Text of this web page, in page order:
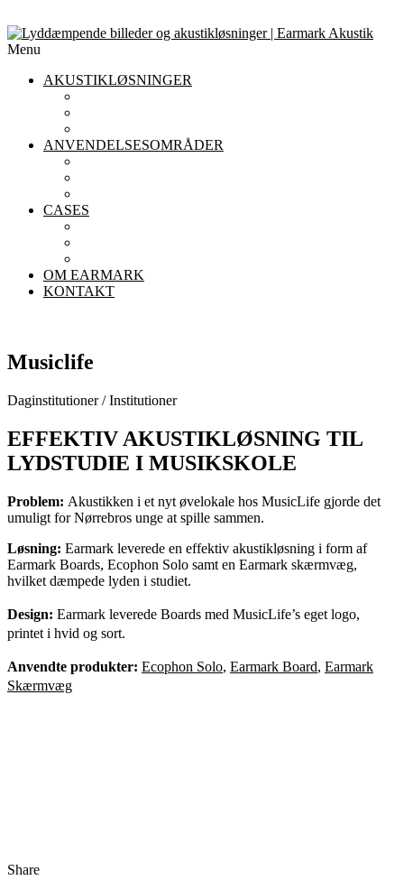
Menu
AKUSTIKLØSNINGER
ANVENDELSESOMRÅDER
CASES
OM EARMARK
KONTAKT
Musiclife
Daginstitutioner / Institutioner
EFFEKTIV AKUSTIKLØSNING TIL
LYDSTUDIE I MUSIKSKOLE
Problem: Akustikken i et nyt øvelokale hos MusicLife gjorde det
umuligt for Nørrebros unge at spille sammen.
Løsning: Earmark leverede en effektiv akustikløsning i form af
Earmark Boards, Ecophon Solo samt en Earmark skærmvæg,
hvilket dæmpede lyden i studiet.
Design: Earmark leverede Boards med MusicLife’s eget logo,
printet i hvid og sort.
Anvendte produkter: Ecophon Solo, Earmark Board, Earmark
Skærmvæg
Share